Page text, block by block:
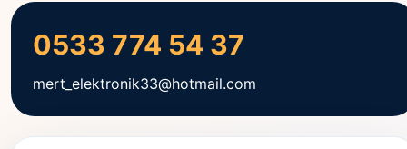
0533 774 54 37
mert_elektronik33@hotmail.com